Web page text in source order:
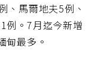
、馬爾地夫5例、
例。7月迄今新增
甸最多。